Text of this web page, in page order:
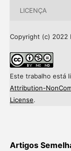
LICENÇA
Copyright (c) 2022
Este trabalho está
Attribution-
License.
Artigos